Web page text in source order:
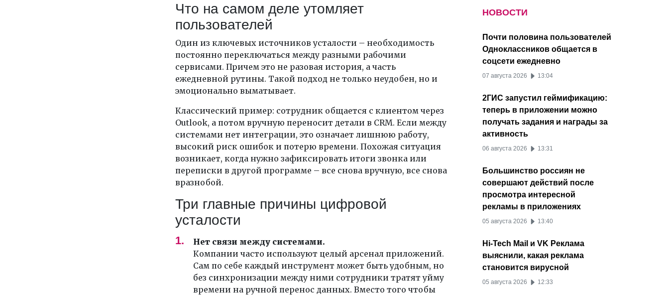
Что на самом деле утомляет
пользователей
Один из ключевых источников усталости – необходимость
постоянно переключаться между разными рабочими
сервисами. Причем это не разовая история, а часть
ежедневной рутины. Такой подход не только неудобен, но и
эмоционально выматывает.
Классический пример: сотрудник общается с клиентом через
Outlook, а потом вручную переносит детали в CRM. Если между
системами нет интеграции, это означает лишнюю работу,
высокий риск ошибок и потерю времени. Похожая ситуация
возникает, когда нужно зафиксировать итоги звонка или
переписки в другой программе – все снова вручную, все снова
вразнобой.
Три главные причины цифровой
усталости
Нет связи между системами.
Компании часто используют целый арсенал приложений.
Сам по себе каждый инструмент может быть удобным, но
без синхронизации между ними сотрудники тратят уйму
времени на ручной перенос данных. Вместо того чтобы
НОВОСТИ
Почти половина пользователей
Одноклассников общается в
соцсети ежедневно
07 августа 2026 13:04
2ГИС запустил геймификацию:
теперь в приложении можно
получать задания и награды за
активность
06 августа 2026 13:31
Большинство россиян не
совершают действий после
просмотра интересной
рекламы в приложениях
05 августа 2026 13:40
Hi-Tech Mail и VK Реклама
выяснили, какая реклама
становится вирусной
05 августа 2026 12:33